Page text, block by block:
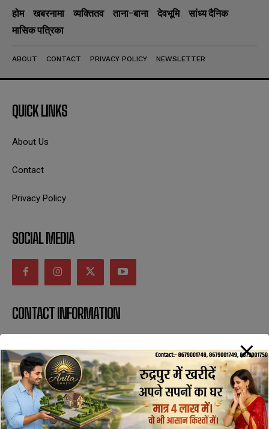
होम खबरनामा व्यक्तितव ताना-बाना देवभूमि
सांध्य दैनिक
मासिक पत्रिका
ABOUT CONTACT PRIVACY POLICY NEWSLETTER
QUICK LINKS
About Us
Contact
Privacy Policy
SOCIAL MEDIA
CONTACT INFORMATION
SUBSCRIBE NOW